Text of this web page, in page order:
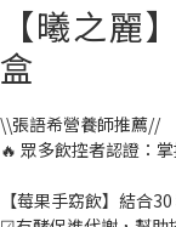
【曦之麗
盒
\\張語希營養師推薦//
🔥 眾多飲控者認證：
【莓果手窈飲】結合